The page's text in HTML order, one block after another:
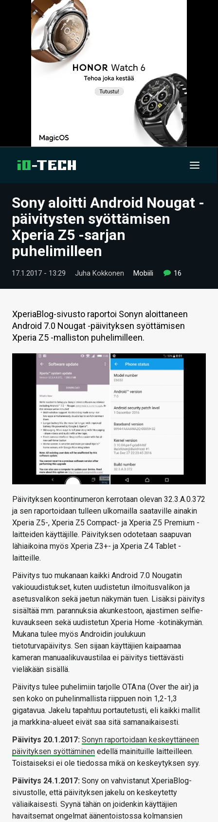
UUTISET
ARTIKKELIT
VIDEOT
TECHBBS
HINTA.FI
KAUPPA
VAIHDA TEEMA
Sony aloitti Android Nougat -
päivitysten syöttämisen
Xperia Z5 -sarjan
puhelimilleen
17.1.2017 - 13:29 Juha Kokkonen Mobiili 16
XperiaBlog-sivusto raportoi Sonyn aloittaneen
Android 7.0 Nougat -päivityksen syöttämisen
Xperia Z5 -malliston puhelimilleen.
Päivityksen koontinumeron kerrotaan olevan 32.3.A.0.372
ja sen raportoidaan tulleen ulkomailla saataville ainakin
Xperia Z5-, Xperia Z5 Compact- ja Xperia Z5 Premium -
laitteiden käyttäjille. Päivityksen odotetaan saapuvan
lähiaikoina myös Xperia Z3+- ja Xperia Z4 Tablet -
laitteille.
Päivitys tuo mukanaan kaikki Android 7.0 Nougatin
vakiouudistukset, kuten uudistetun ilmoitusvalikon ja
asetusvalikon sekä jaetun näkymän tuen. Lisäksi päivitys
sisältää mm. parannuksia akunkestoon, ajastimen selfie-
kuvaukseen sekä uudistetun Xperia Home -kotinäkymän.
Mukana tulee myös Androidin joulukuun
tietoturvapäivitys. Sen sijaan käyttäjien kaipaamaa
kameran manuaalikuvaustilaa ei päivitys tiettävästi
vieläkään sisällä.
Päivitys tulee puhelimiin tarjolle OTA:na (Over the air) ja
sen koko on puhelinmallista riippuen noin 1,2-1,3
gigatavua. Jakelu tapahtuu portautetusti, eli kaikki mallit
ja markkina-alueet eivät saa sitä samanaikaisesti.
Päivitys 20.1.2017: Sonyn raportoidaan keskeyttäneen
päivityksen syöttäminen edellä mainituille laitteilleen.
Toistaiseksi ei ole tiedossa mikä on keskeytyksen syy.
Päivitys 24.1.2017: Sony on vahvistanut XperiaBlog-
sivustolle, että päivityksen jakelu on keskeytetty
väliaikaisesti. Syynä tähän on joidenkin käyttäjien
havaitsemat ongelmat äänentoistossa kolmansien